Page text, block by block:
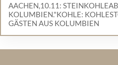
AACHEN,10.11:
KOLUMBIEN."KOHLE:
GÄSTEN AUS KOLUMBIEN